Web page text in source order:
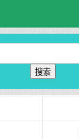
搜索